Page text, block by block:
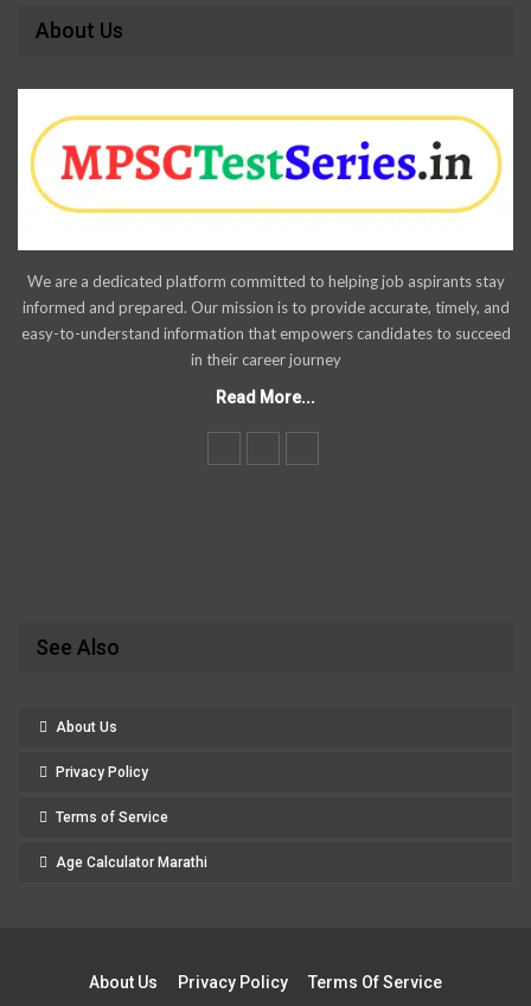
About Us
We are a dedicated platform committed to helping job aspirants stay
informed and prepared. Our mission is to provide accurate, timely, and
easy-to-understand information that empowers candidates to succeed
in their career journey
Read More...
See Also
About Us
Privacy Policy
Terms of Service
Age Calculator Marathi
About Us Privacy Policy Terms Of Service